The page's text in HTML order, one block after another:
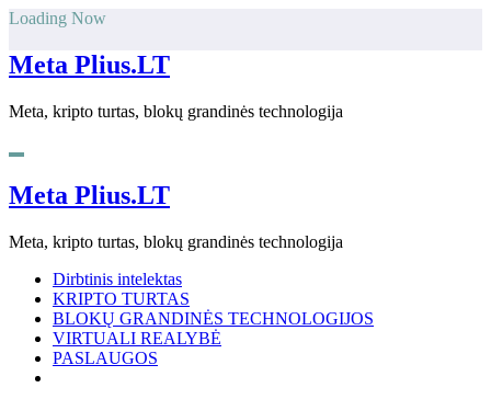
Skip
content
Loading Now
Meta Plius.LT
Meta, kripto turtas, blokų grandinės technologija
Meta Plius.LT
Meta, kripto turtas, blokų grandinės technologija
Dirbtinis intelektas
KRIPTO TURTAS
BLOKŲ GRANDINĖS TECHNOLOGIJOS
VIRTUALI REALYBĖ
PASLAUGOS